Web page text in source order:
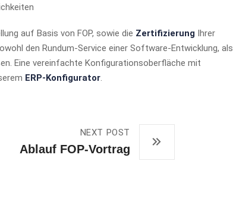
auf Basis von FOP, sowie die Zertifizierung Ihrer
den Rundum-Service einer Software-Entwicklung, als
Eine vereinfachte Konfigurationsoberfläche mit
ERP-Konfigurator
NEXT POST
Ablauf FOP-Vortrag